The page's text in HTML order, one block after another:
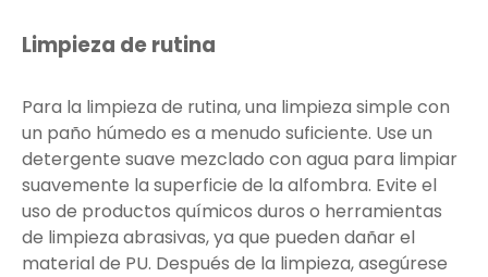
Limpieza de rutina
Para la limpieza de rutina, una limpieza simple con
un paño húmedo es a menudo suficiente. Use un
detergente suave mezclado con agua para limpiar
suavemente la superficie de la alfombra. Evite el
uso de productos químicos duros o herramientas
de limpieza abrasivas, ya que pueden dañar el
material de PU. Después de la limpieza, asegúrese